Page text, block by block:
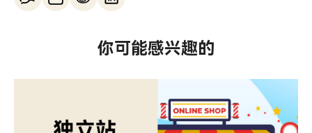
你可能感兴趣的